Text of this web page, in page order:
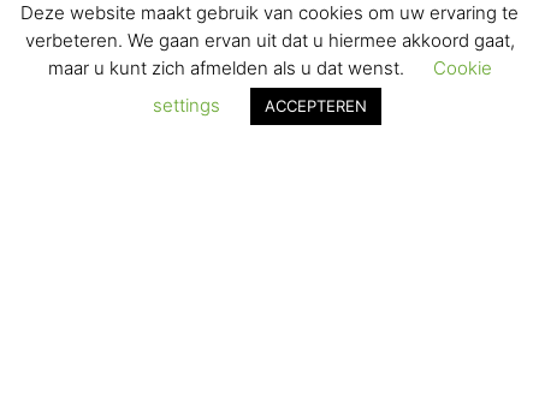
VERZENDEN & RETOURNEREN
Deze website maakt gebruik van cookies om uw ervaring te
verbeteren. We gaan ervan uit dat u hiermee akkoord gaat,
maar u kunt zich afmelden als u dat wenst.
Cookie
settings
ACCEPTEREN